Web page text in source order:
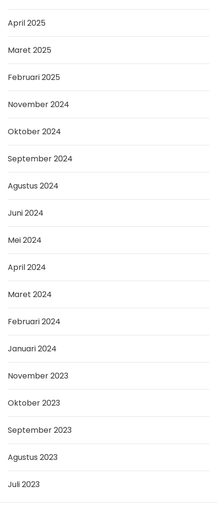
April 2025
Maret 2025
Februari 2025
November 2024
Oktober 2024
September 2024
Agustus 2024
Juni 2024
Mei 2024
April 2024
Maret 2024
Februari 2024
Januari 2024
November 2023
Oktober 2023
September 2023
Agustus 2023
Juli 2023